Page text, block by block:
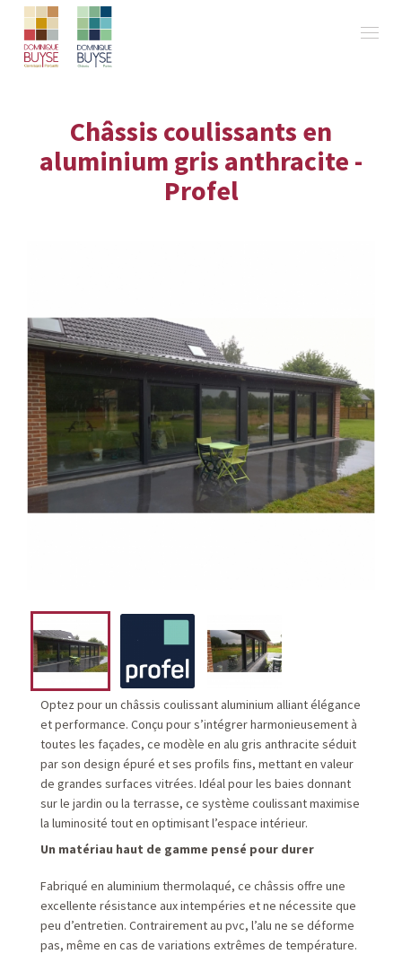
Châssis coulissants en
aluminium gris anthracite -
Profel
Optez pour un châssis coulissant aluminium alliant élégance
et performance. Conçu pour s’intégrer harmonieusement à
toutes les façades, ce modèle en alu gris anthracite séduit
par son design épuré et ses profils fins, mettant en valeur
de grandes surfaces vitrées. Idéal pour les baies donnant
sur le jardin ou la terrasse, ce système coulissant maximise
la luminosité tout en optimisant l’espace intérieur.
Un matériau haut de gamme pensé pour durer
Fabriqué en aluminium thermolaqué, ce châssis offre une
excellente résistance aux intempéries et ne nécessite que
peu d’entretien. Contrairement au pvc, l’alu ne se déforme
pas, même en cas de variations extrêmes de température.